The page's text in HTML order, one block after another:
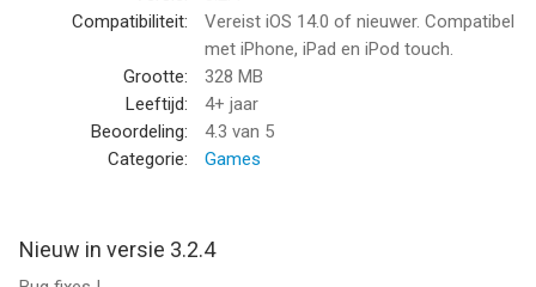
Combining a classic game with an original twist, this is a unique
2048 odyssey! Can you shoot, drop, and smash your way to
victory by merging all the balls?
Ready for the challenge? Download now to start playing! Gotta
merge'em all to win!
Compatibiliteit:
Vereist iOS 14.0 of nieuwer. Compatibel
met iPhone, iPad en iPod touch.
Grootte:
328 MB
Leeftijd:
4+ jaar
Beoordeling:
4.3 van 5
Categorie:
Games
Nieuw in versie 3.2.4